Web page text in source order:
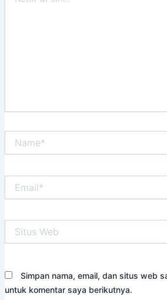
Web
Simpan nama, email, dan situs web
untuk komentar saya berikutnya.